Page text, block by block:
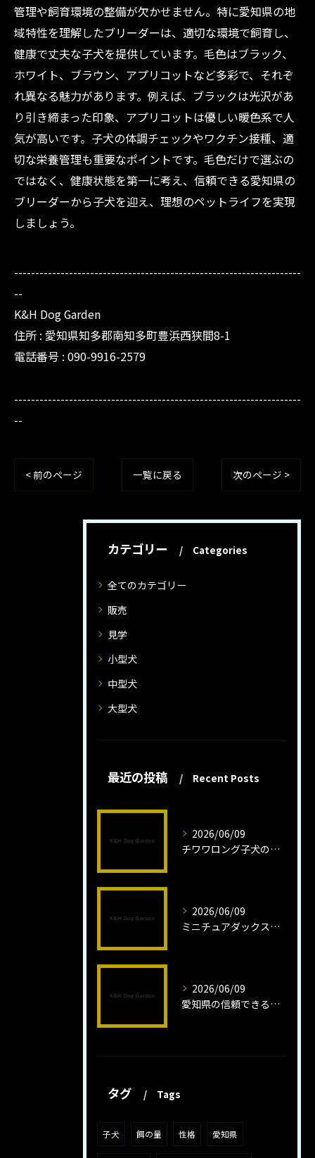
管理や飼育環境の整備が欠かせません。特に愛知県の地
域特性を理解したブリーダーは、適切な環境で飼育し、
健康で丈夫な子犬を提供しています。毛色はブラック、
ホワイト、ブラウン、アプリコットなど多彩で、それぞ
れ異なる魅力があります。例えば、ブラックは光沢があ
り引き締まった印象、アプリコットは優しい暖色系で人
気が高いです。子犬の体調チェックやワクチン接種、適
切な栄養管理も重要なポイントです。毛色だけで選ぶの
ではなく、健康状態を第一に考え、信頼できる愛知県の
ブリーダーから子犬を迎え、理想のペットライフを実現
しましょう。
--------------------------------------------------------------------
--
K&H Dog Garden
住所 : 愛知県知多郡南知多町豊浜西狭間8-1
電話番号 : 090-9916-2579
--------------------------------------------------------------------
--
< 前のページ 一覧に戻る 次のページ >
カテゴリー Categories
全てのカテゴリー
販売
見学
小型犬
中型犬
大型犬
最近の投稿 Recent Posts
2026/06/09
チワワロング子犬の健康管理法とは
2026/06/09
ミニチュアダックスフンドロング子犬の魅力と育成法
2026/06/09
愛知県の信頼できるミニチュアピンシャーブリーダーの魅力
タグ Tags
子犬 餌の量 性格 愛知県